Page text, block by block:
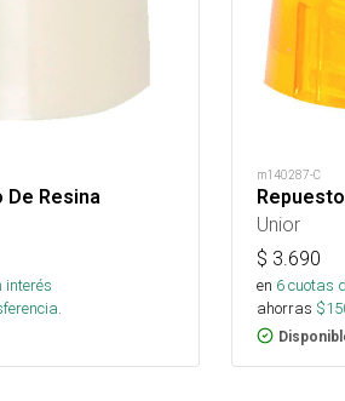
Resina
interés
m140287-C
Unior
$ 3.690
en 6cuotas
ahorras $